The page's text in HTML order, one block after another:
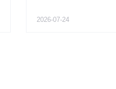
2026-07-24